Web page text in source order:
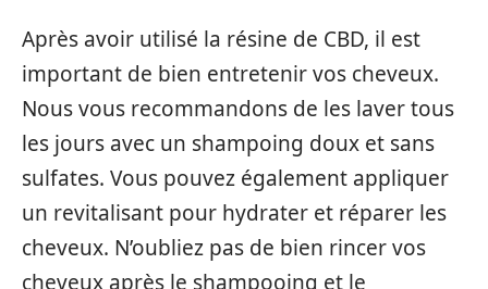
Après avoir utilisé la résine de CBD, il est
important de bien entretenir vos cheveux.
Nous vous recommandons de les laver tous
les jours avec un shampoing doux et sans
sulfates. Vous pouvez également appliquer
un revitalisant pour hydrater et réparer les
cheveux. N’oubliez pas de bien rincer vos
cheveux après le shampooing et le